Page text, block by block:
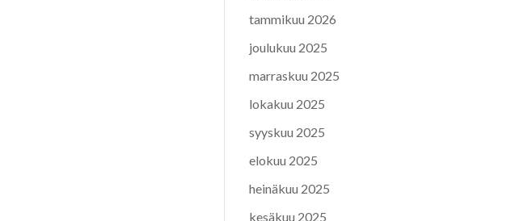
tammikuu 2026
joulukuu 2025
marraskuu 2025
lokakuu 2025
syyskuu 2025
elokuu 2025
heinäkuu 2025
kesäkuu 2025